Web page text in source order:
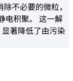
不必要的微粒，
电积聚。 这一解
著降低了由污染